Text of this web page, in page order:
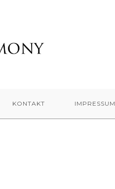
KONTAKT IMPRESSUM